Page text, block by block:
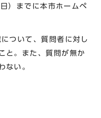
までに本市ホームペ
、質問者に対し
と。また、質問が無か
ない。